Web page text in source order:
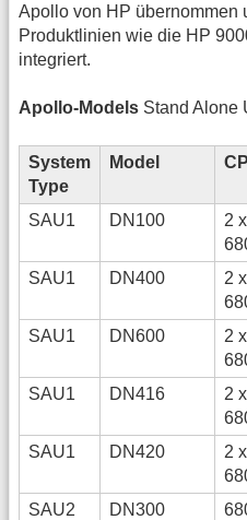
Apollo von HP übernommen
Produktlinien wie die HP
integriert.
Apollo-Models Stand Alone
System
Type
Model
SAU1
DN100
2 x
SAU1
DN400
2 x
SAU1
DN600
2 x
SAU1 DN416
2 x
SAU1 DN420
2 x
SAU2
DN300